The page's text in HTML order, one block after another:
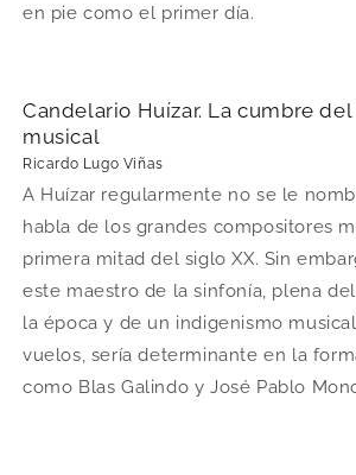
en pie como el primer día.
Candelario Huízar. La cumbre
musical
Ricardo Lugo Viñas
A Huízar regularmente no se le
habla de los grandes compositores
primera mitad del siglo XX. Sin
este maestro de la sinfonía, plena
la época y de un indigenismo
vuelos, sería determinante en la
como Blas Galindo y José Pablo